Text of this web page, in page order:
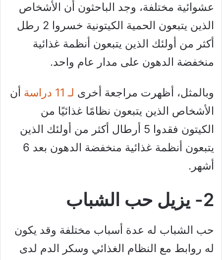
عشوائية مختلفة، وجد الباحثون أن الأشخاص
الذين يتبعون الحمية الكيتونية خسروا 2 رطل
أكثر من أولئك الذين يتبعون أنظمة غذائية
منخفضة الدهون على مدار عام واحد.
وبالمثل، أظهرت مراجعة أخرى لـ 11 دراسة
أن
الأشخاص الذين يتبعون نظامًا غذائيًا من
الكيتون فقدوا 5 أرطال أكثر من أولئك الذين
يتبعون أنظمة غذائية منخفضة الدهون بعد 6
أشهر.
2- يزيل حب الشباب
حب الشباب له عدة أسباب مختلفة وقد يكون
له روابط مع النظام الغذائي وسكر الدم لدى